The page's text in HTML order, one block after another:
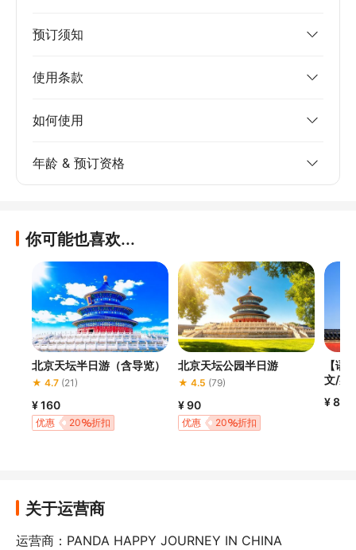
预订须知
使用条款
如何使用
年龄 & 预订资格
你可能也喜欢...
北京天坛半日游（含导览）
★ 4.7 (21)
¥ 160
20 折扣
优惠
北京天坛公园半日游
★ 4.5 (79)
¥ 90
20 折扣
优惠
【语
文/英
¥ 80
关于运营商
运营商：PANDA HAPPY JOURNEY IN CHINA